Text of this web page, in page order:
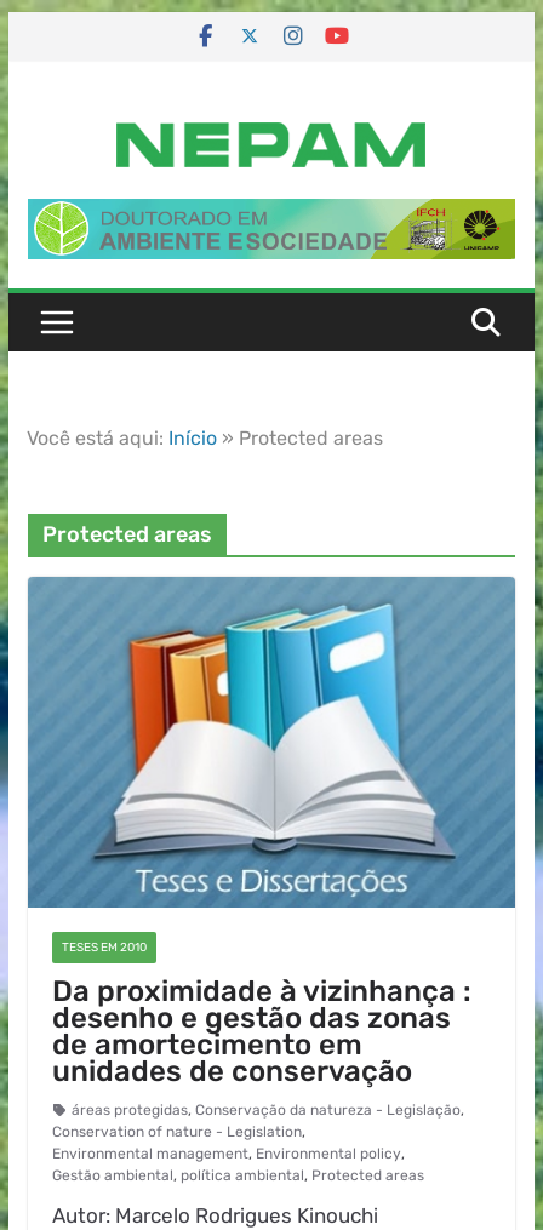
Você está aqui: Início» Protected areas
Protected areas
TESES EM 2010
Da proximidade à vizinhança :
desenho e gestão das zonas
de amortecimento em
unidades de conservação
áreas protegidas, Conservação da natureza - Legislação,
Conservation of nature - Legislation,
Environmental management, Environmental policy,
Gestão ambiental, política ambiental, Protected areas
Autor: Marcelo Rodrigues Kinouchi